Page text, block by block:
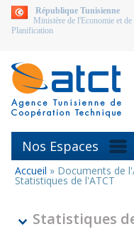
République Tunisienne
Ministère de l'Economie et de
Planification
Nos Espaces
Vous
êtes
Accueil » Documents de
Statistiques de l'ATCT
Statistiques